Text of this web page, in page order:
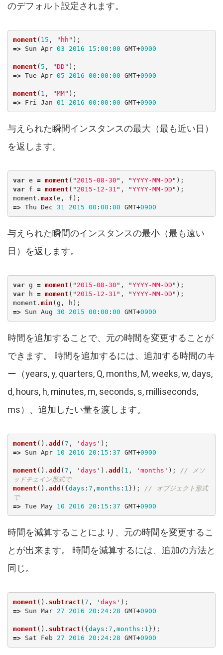
のデフォルト設定されます。
moment ( 15 , " hh " );
=>
Sun Apr 03 2016 15 : 00 : 00 GMT+0900
moment ( 5 , "DD " );
=> Tue Apr 05 2016 00 : 00 : 00 GMT+0900
moment ( 1 , "MM" );
=>
Fri Jan 01 2016 00 : 00 : 00 GMT+0900
与えられた瞬間インスタンスの最大（最も近い日）
を返します。
var e = moment ( " 2015-08-30 " , "YYYY-MM-DD " );
var
f = moment ( " 2015-12-31 " , "YYYY-MM-DD " );
moment . max (e , f );
=> Thu Dec 31 2015 00 : 00 : 00 GMT+0900
与えられた瞬間のインスタンスの最小（最も遠い
日）を返します。
var g = moment ( " 2015-08-30 " , "YYYY-MM-DD " );
var
h = moment ( " 2015-12-31 " , "YYYY-MM-DD " );
moment . min (g , h );
=>
Sun Aug 30 2015 00 : 00 : 00 GMT+0900
時間を追加することで、元の時間を変更することが
できます。 時間を追加するには、追加する時間のキ
ー（years, y, quarters, Q, months, M, weeks, w, days,
d, hours, h, minutes, m, seconds, s, milliseconds,
ms）、追加したい量を渡します。
moment (). add (7 , ' days ' );
=>
Sun Apr 10 2016 20 : 15 : 37 GMT+0900
moment (). add (7 , ' days ' ). add ( 1 , ' months ' );
// メソ
ッドチェイン形式で
moment (). add ({days : 7 , months : 1 });
// オブジェクト形式
で
=> Tue May 10 2016 20 : 15 : 37 GMT+0900
時間を減算することにより、元の時間を変更するこ
とが出来ます。 時間を減算するには、追加の方法と
同じ。
moment (). subtract (7 , ' days ' );
=>
Sun Mar 27 2016 20 : 24: 28 GMT+0900
moment (). subtract ({days : 7 , months : 1 });
=>
Sat Feb 27 2016 20 : 24: 28 GMT+0900